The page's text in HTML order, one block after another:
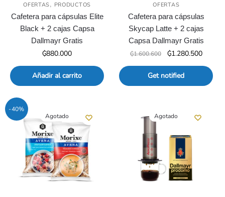
OFERTAS, PRODUCTOS
Cafetera para cápsulas Elite
Black + 2 cajas Capsa
Dallmayr Gratis
₲880.000
Añadir al carrito
OFERTAS
Cafetera para cápsulas
Skycap Latte + 2 cajas
Capsa Dallmayr Gratis
₲1.600.600
El
precio
original
era:
₲1.280.500El
precio
actual
es:
Get notified
-40%
Agotado
Agotado